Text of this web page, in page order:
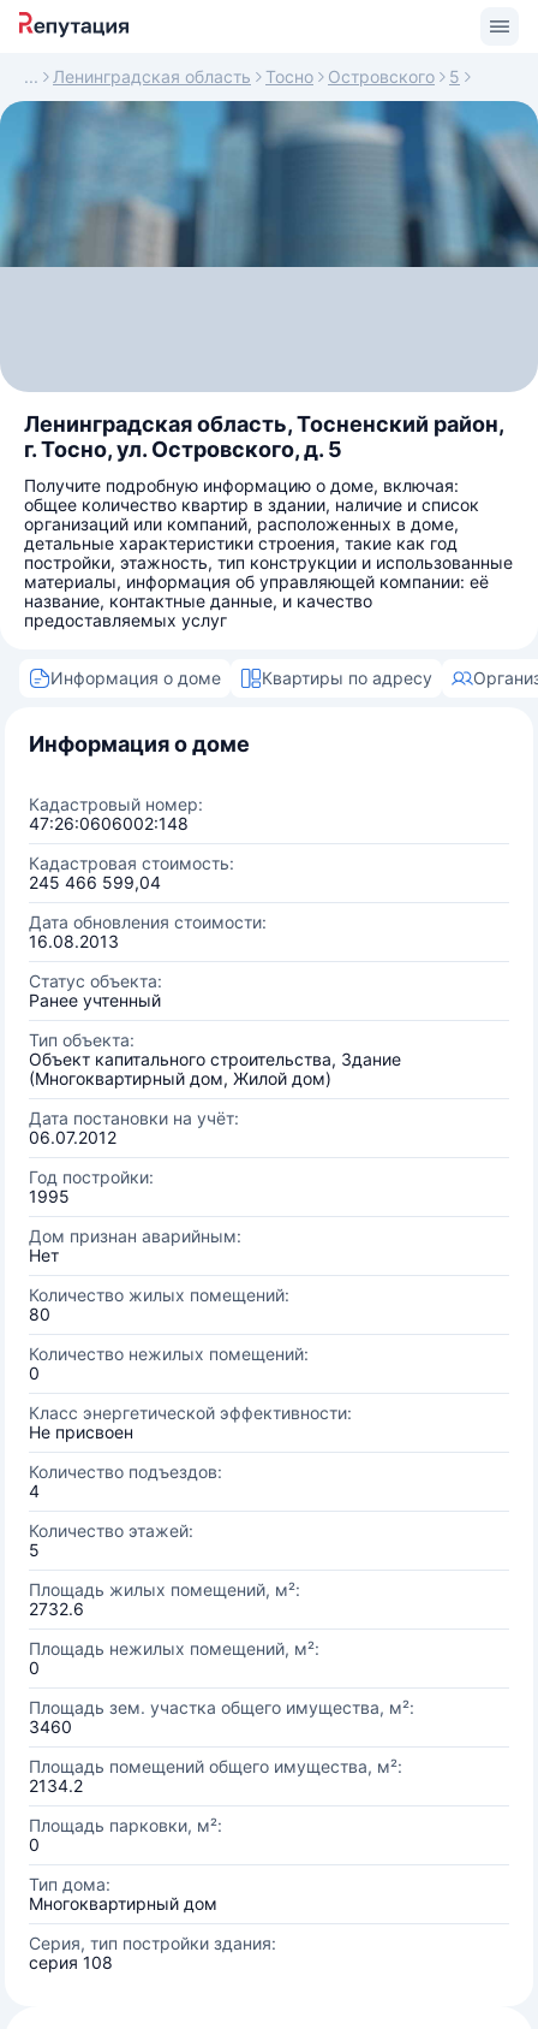
Ленинградская область Тосно Островского 5
Ленинградская область, Тосненский район,
г. Тосно, ул. Островского, д. 5
Получите подробную информацию о доме, включая:
общее количество квартир в здании, наличие и список
организаций или компаний, расположенных в доме,
детальные характеристики строения, такие как год
постройки, этажность, тип конструкции и использованные
материалы, информация об управляющей компании: её
название, контактные данные, и качество
предоставляемых услуг
Информация о доме Квартиры по адресу
Информация о доме
Кадастровый номер:
47:26:0606002:148
Кадастровая стоимость:
245 466 599,04
Дата обновления стоимости:
16.08.2013
Статус объекта:
Ранее учтенный
Тип объекта:
Объект капитального строительства, Здание
(Многоквартирный дом, Жилой дом)
Дата постановки на учёт:
06.07.2012
Год постройки:
1995
Дом признан аварийным:
Нет
Количество жилых помещений:
80
Количество нежилых помещений:
0
Класс энергетической эффективности:
Не присвоен
Количество подъездов:
4
Количество этажей:
5
Площадь жилых помещений, м²:
2732.6
Площадь нежилых помещений, м²:
0
Площадь зем. участка общего имущества, м²:
3460
Площадь помещений общего имущества, м²:
2134.2
Площадь парковки, м²:
0
Тип дома:
Многоквартирный дом
Серия, тип постройки здания:
серия 108